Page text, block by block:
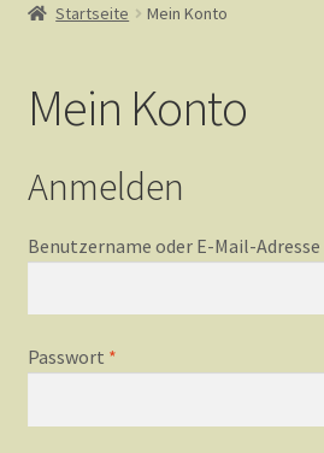
Anfahrt und Kontakt
Bezahlen
Datenschutzerklärung
Startseite Mein Konto
Mein Konto
Anmelden
Benutzername oder E-Mail-Adresse
Passwort *erforderlich